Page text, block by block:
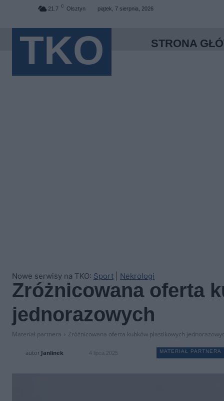
21.7 C Olsztyn piątek, 7 sierpnia, 2026
TKO STRONA
Nowe serwisy na TKO: Sport Nekrologi
Zróżnicowana oferta
jednorazowych
Materiał partnera Zróżnicowana oferta kubków plastikowych
autor Janlinek 4 lipca 2025 MATERIAŁ PARTNERA